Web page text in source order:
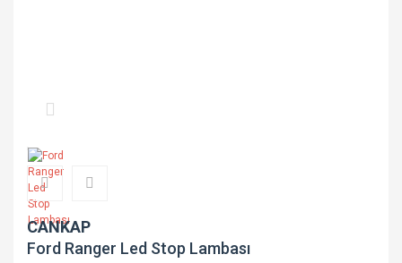
CANKAP
Ford Ranger Led Stop Lambası